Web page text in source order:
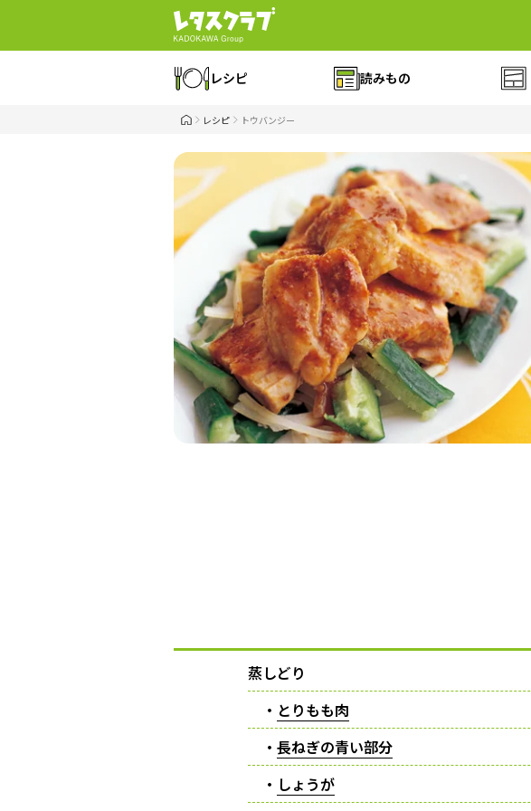
レシピ 読みもの
レシピ トウバンジー
蒸しどり
・ とりもも肉
・ 長ねぎの青い部分
・ しょうが